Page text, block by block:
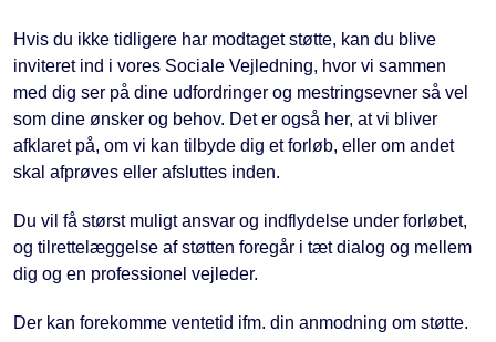
Hvis du ikke tidligere har modtaget støtte, kan du blive
inviteret ind i vores Sociale Vejledning, hvor vi sammen
med dig ser på dine udfordringer og mestringsevner så vel
som dine ønsker og behov. Det er også her, at vi bliver
afklaret på, om vi kan tilbyde dig et forløb, eller om andet
skal afprøves eller afsluttes inden.
Du vil få størst muligt ansvar og indflydelse under forløbet,
og tilrettelæggelse af støtten foregår i tæt dialog og mellem
dig og en professionel vejleder.
Der kan forekomme ventetid ifm. din anmodning om støtte.